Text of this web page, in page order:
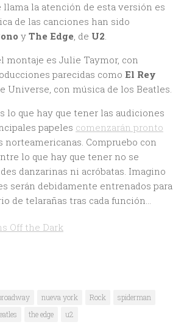
llama la atención de esta versión es
de las canciones han sido
y The Edge, de U2.
montaje es Julie Taymor, con
parecidas como El Rey
Universe, con música de los Beatles.
lo que hay que tener las audiciones
papeles comenzarán pronto
norteamericanas. Compruebo con
lo que hay que tener no se
danzarinas ni acróbatas. Imagino
serán debidamente entrenados para
de telarañas tras cada función…
nueva york Rock
spiderman
the edge u2